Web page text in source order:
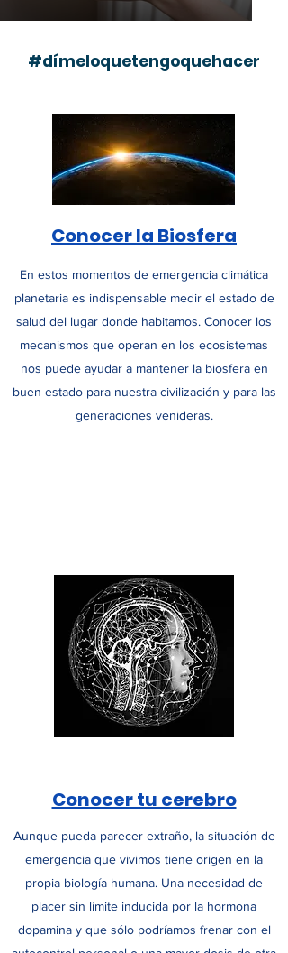
#dímeloquetengoquehacer
Conocer la Biosfera
En estos momentos de emergencia climática
planetaria es indispensable medir el estado de
salud del lugar donde habitamos. Conocer los
mecanismos que operan en los ecosistemas
nos puede ayudar a mantener la biosfera en
buen estado para nuestra civilización y para las
generaciones venideras.
Conocer tu cerebro
Aunque pueda parecer extraño, la situación de
emergencia que vivimos tiene origen en la
propia biología humana. Una necesidad de
placer sin límite inducida por la hormona
dopamina y que sólo podríamos frenar con el